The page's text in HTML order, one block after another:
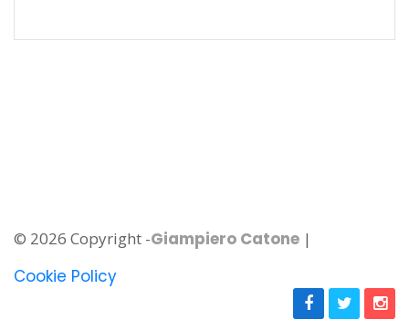
© 2026 Copyright -Giampiero Catone |
Cookie Policy